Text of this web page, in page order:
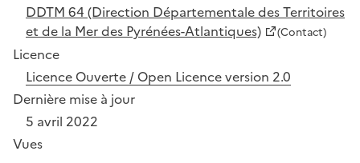
DDTM 64 (Direction Départementale des Territoires
et de la Mer des Pyrénées-Atlantiques)
(Contact)
Licence
Licence Ouverte / Open Licence version 2.0
Dernière mise à jour
5 avril 2022
Vues